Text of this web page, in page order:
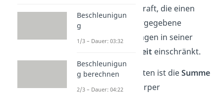
dabei diejenige Kraft, die einen
Körper durch vorgegebene
Zwangsbedingungen in seiner
Bewegungsfreiheit einschränkt.
Mit anderen Worten ist dieSumme
aller an einem Körper
Beschleunigun
g
1/3 – Dauer: 03:32
Beschleunigun
g berechnen
2/3 – Dauer: 04:22